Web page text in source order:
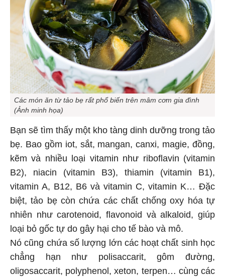
Các món ăn từ tảo bẹ rất phổ biến trên mâm cơm gia đình
(Ảnh minh họa)
Bạn sẽ tìm thấy một kho tàng dinh dưỡng trong tảo
bẹ. Bao gồm iot, sắt, mangan, canxi, magie, đồng,
kẽm và nhiều loại vitamin như riboflavin (vitamin
B2), niacin (vitamin B3), thiamin (vitamin B1),
vitamin A, B12, B6 và vitamin C, vitamin K… Đặc
biệt, tảo bẹ còn chứa các chất chống oxy hóa tự
nhiên như carotenoid, flavonoid và alkaloid, giúp
loại bỏ gốc tự do gây hại cho tế bào và mô.
Nó cũng chứa số lượng lớn các hoạt chất sinh học
chẳng hạn như polisaccarit, gôm đường,
oligosaccarit, polyphenol, xeton, terpen… cùng các